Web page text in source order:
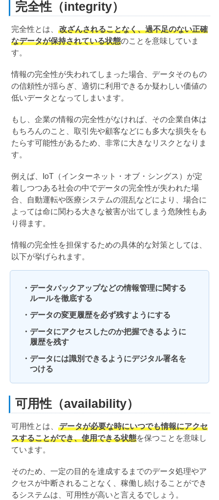
完全性（integrity）
完全性とは、
改ざんされることなく、過不足のない正確
なデータが保持されている状態のことを意味していま
す。
情報の完全性が失われてしまった場合、データそのもの
の信頼性が揺らぎ、適切に利用できるか疑わしい価値の
低いデータとなってしまいます。
もし、企業の情報の完全性がなければ、その企業自体は
もちろんのこと、取引先や顧客などにも多大な損失をも
たらす可能性があるため、非常に大きなリスクとなりま
す。
例えば、IoT（インターネット・オブ・シングス）が定
着しつつある社会の中でデータの完全性が失われた場
合、自動運転や医療システムの混乱などにより、場合に
よっては命に関わる大きな被害が出てしまう危険性もあ
り得ます。
情報の完全性を担保するための具体的な対策としては、
以下が挙げられます。
・データバックアップなどの情報管理に関する
ルールを徹底する
・データの変更履歴を必ず残すようにする
・データにアクセスしたのか把握できるように
履歴を残す
・データには識別できるようにデジタル署名を
つける
可用性（availability）
可用性とは、
データが必要な時にいつでも情報にアクセ
スすることができ、使用できる状態を保つことを意味し
ています。
そのため、一定の目的を達成するまでのデータ処理やア
クセスが中断されることなく、稼働し続けることができ
るシステムは、可用性が高いと言えるでしょう。